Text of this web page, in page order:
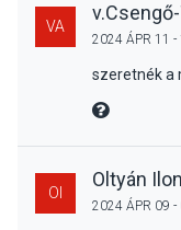
VA
2024 ÁPR 11 -
szeretnék a
MIRE MONDTA
OI
Oltyán
2024 ÁPR 09 -